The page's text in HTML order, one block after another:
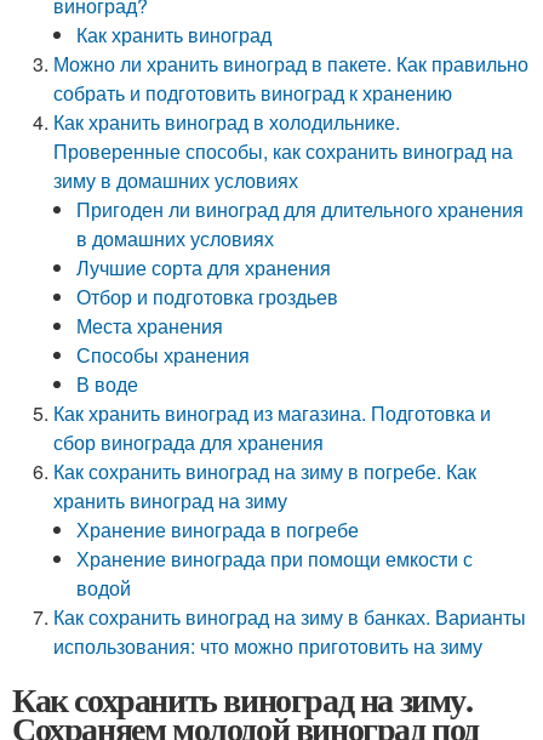
Как хранить виноград
Можно ли хранить виноград в пакете. Как правильно
собрать и подготовить виноград к хранению
Как хранить виноград в холодильнике.
Проверенные способы, как сохранить виноград на
зиму в домашних условиях
Пригоден ли виноград для длительного хранения
в домашних условиях
Лучшие сорта для хранения
Отбор и подготовка гроздьев
Места хранения
Способы хранения
В воде
Как хранить виноград из магазина. Подготовка и
сбор винограда для хранения
Как сохранить виноград на зиму в погребе. Как
хранить виноград на зиму
Хранение винограда в погребе
Хранение винограда при помощи емкости с
водой
Как сохранить виноград на зиму в банках. Варианты
использования: что можно приготовить на зиму
Как сохранить виноград на зиму.
Сохраняем молодой виноград под